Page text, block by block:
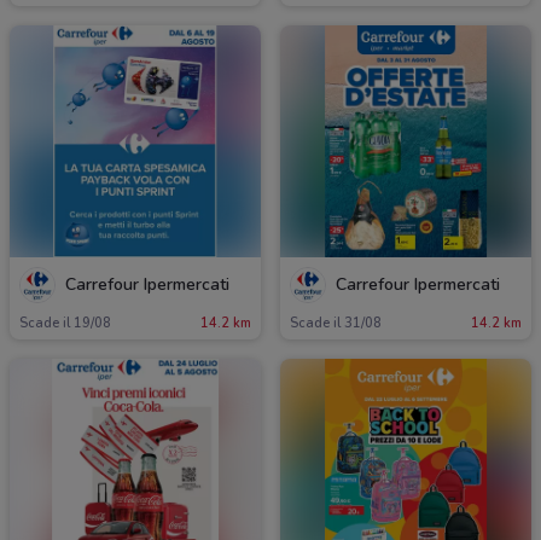
Carrefour Ipermercati
Scade il 19/08 14.2 km
Carrefour Ipermercati
Scade il 31/08 14.2 km